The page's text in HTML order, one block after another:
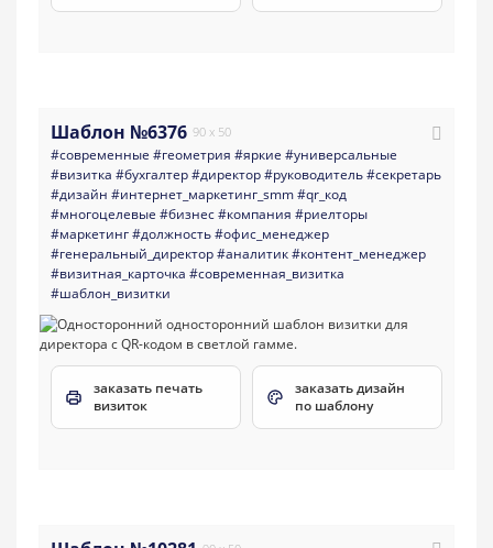
Шаблон №6376 90 x 50
#современные #геометрия #яркие #универсальные
#визитка #бухгалтер#директор#руководитель#секретарь
#дизайн #интернет_маркетинг_smm#qr_код
#многоцелевые #бизнес#компания #риелторы
#маркетинг#должность#офис_менеджер
#генеральный_директор#аналитик#контент_менеджер
#визитная_карточка #современная_визитка
#шаблон_визитки
заказать печать
визиток
заказать дизайн
по шаблону